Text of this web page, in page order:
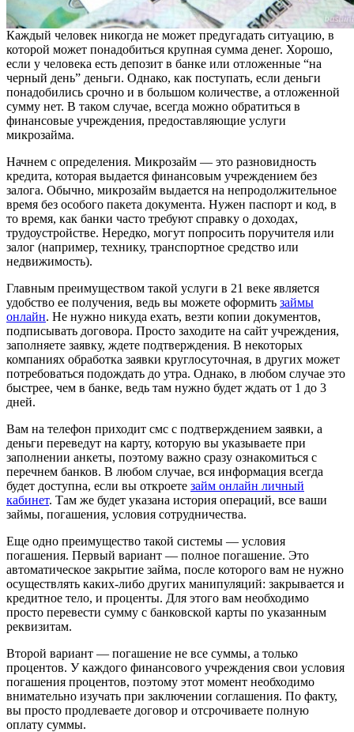
Каждый человек никогда не может предугадать ситуацию, в
которой может понадобиться крупная сумма денег. Хорошо,
если у человека есть депозит в банке или отложенные “на
черный день” деньги. Однако, как поступать, если деньги
понадобились срочно и в большом количестве, а отложенной
сумму нет. В таком случае, всегда можно обратиться в
финансовые учреждения, предоставляющие услуги
микрозайма.
Начнем с определения. Микрозайм — это разновидность
кредита, которая выдается финансовым учреждением без
залога. Обычно, микрозайм выдается на непродолжительное
время без особого пакета документа. Нужен паспорт и код, в
то время, как банки часто требуют справку о доходах,
трудоустройстве. Нередко, могут попросить поручителя или
залог (например, технику, транспортное средство или
недвижимость).
Главным преимуществом такой услуги в 21 веке является
удобство ее получения, ведь вы можете оформить займы
онлайн. Не нужно никуда ехать, везти копии документов,
подписывать договора. Просто заходите на сайт учреждения,
заполняете заявку, ждете подтверждения. В некоторых
компаниях обработка заявки круглосуточная, в других может
потребоваться подождать до утра. Однако, в любом случае это
быстрее, чем в банке, ведь там нужно будет ждать от 1 до 3
дней.
Вам на телефон приходит смс с подтверждением заявки, а
деньги переведут на карту, которую вы указываете при
заполнении анкеты, поэтому важно сразу ознакомиться с
перечнем банков. В любом случае, вся информация всегда
будет доступна, если вы откроете займ онлайн личный
кабинет. Там же будет указана история операций, все ваши
займы, погашения, условия сотрудничества.
Еще одно преимущество такой системы — условия
погашения. Первый вариант — полное погашение. Это
автоматическое закрытие займа, после которого вам не нужно
осуществлять каких-либо других манипуляций: закрывается и
кредитное тело, и проценты. Для этого вам необходимо
просто перевести сумму с банковской карты по указанным
реквизитам.
Второй вариант — погашение не все суммы, а только
процентов. У каждого финансового учреждения свои условия
погашения процентов, поэтому этот момент необходимо
внимательно изучать при заключении соглашения. По факту,
вы просто продлеваете договор и отсрочиваете полную
оплату суммы.